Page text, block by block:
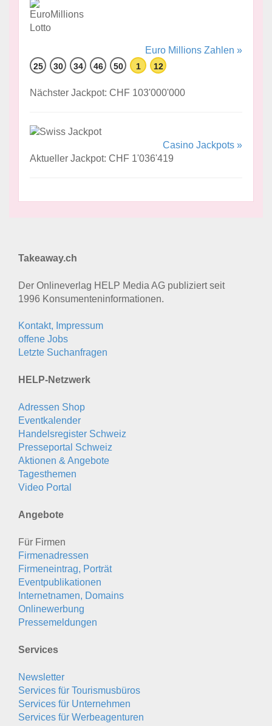
Euro Millions Zahlen »
25 30 34 46 50 1 12
Nächster Jackpot: CHF 103'000'000
Casino Jackpots »
Aktueller Jackpot: CHF 1'036'419
Takeaway.ch
Der Onlineverlag HELP Media AG publiziert seit
1996 Konsumenten­informationen.
Kontakt, Impressum
offene Jobs
Letzte Suchanfragen
HELP-Netzwerk
Adressen Shop
Eventkalender
Handelsregister Schweiz
Presseportal Schweiz
Aktionen & Angebote
Tagesthemen
Video Portal
Angebote
Für Firmen
Firmenadressen
Firmeneintrag, Porträt
Eventpublikationen
Internetnamen, Domains
Onlinewerbung
Pressemeldungen
Services
Newsletter
Services für Tourismusbüros
Services für Unternehmen
Services für Werbeagenturen